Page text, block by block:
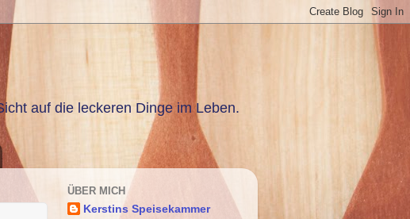
auf die leckeren Dinge im Leben.
ÜBER MICH
Kerstins Speisekammer